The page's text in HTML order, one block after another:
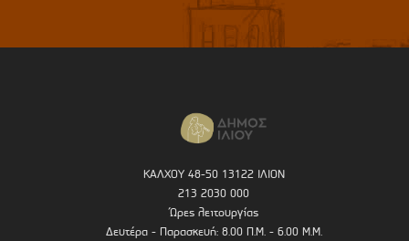
ΚΑΛΧΟΥ 48-50 13122 ΙΛΙΟΝ
213 2030 000
Ώρες λειτουργίας
Δευτέρα - Παρασκευή: 8.00 Π.Μ. - 6.00 Μ.Μ.